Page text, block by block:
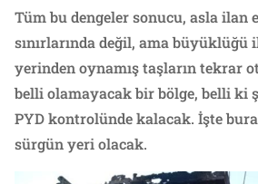
Tüm bu dengeler sonucu, asla ilan
sınırlarında değil, ama büyüklüğü
yerinden oynamış taşların tekrar
belli olamayacak bir bölge, belli ki
PYD kontrolünde kalacak. İşte
sürgün yeri olacak.